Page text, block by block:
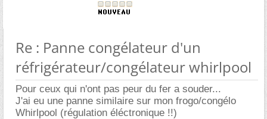
Re : Panne congélateur d'un
réfrigérateur/congélateur whirlpool
Pour ceux qui n'ont pas peur du fer a souder...
J'ai eu une panne similaire sur mon frogo/congélo
Whirlpool (régulation éléctronique !!)